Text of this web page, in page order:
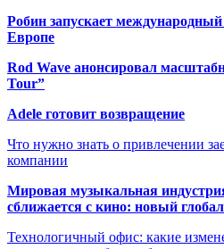
Робин запускает
Европе
Rod Wave анонсировал
Tour”
Adele готовит возвращение
Что нужно знать о привлечении
компании
Мировая музыкальная
сближается с кино: новый
Технологичный офис: какие